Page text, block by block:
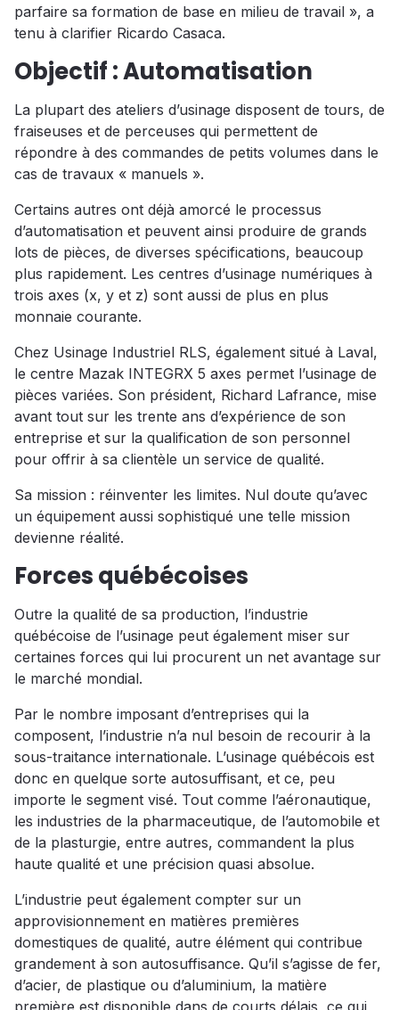
parfaire sa formation de base en milieu de travail », a
tenu à clarifier Ricardo Casaca.
Objectif : Automatisation
La plupart des ateliers d’usinage disposent de tours, de
fraiseuses et de perceuses qui permettent de
répondre à des commandes de petits volumes dans le
cas de travaux « manuels ».
Certains autres ont déjà amorcé le processus
d’automatisation et peuvent ainsi produire de grands
lots de pièces, de diverses spécifications, beaucoup
plus rapidement. Les centres d’usinage numériques à
trois axes (x, y et z) sont aussi de plus en plus
monnaie courante.
Chez Usinage Industriel RLS, également situé à Laval,
le centre Mazak INTEGRX 5 axes permet l’usinage de
pièces variées. Son président, Richard Lafrance, mise
avant tout sur les trente ans d’expérience de son
entreprise et sur la qualification de son personnel
pour offrir à sa clientèle un service de qualité.
Sa mission : réinventer les limites. Nul doute qu’avec
un équipement aussi sophistiqué une telle mission
devienne réalité.
Forces québécoises
Outre la qualité de sa production, l’industrie
québécoise de l’usinage peut également miser sur
certaines forces qui lui procurent un net avantage sur
le marché mondial.
Par le nombre imposant d’entreprises qui la
composent, l’industrie n’a nul besoin de recourir à la
sous-traitance internationale. L’usinage québécois est
donc en quelque sorte autosuffisant, et ce, peu
importe le segment visé. Tout comme l’aéronautique,
les industries de la pharmaceutique, de l’automobile et
de la plasturgie, entre autres, commandent la plus
haute qualité et une précision quasi absolue.
L’industrie peut également compter sur un
approvisionnement en matières premières
domestiques de qualité, autre élément qui contribue
grandement à son autosuffisance. Qu’il s’agisse de fer,
d’acier, de plastique ou d’aluminium, la matière
première est disponible dans de courts délais, ce qui,